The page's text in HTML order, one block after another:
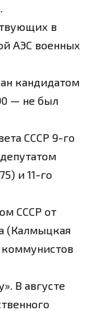
в
АЭС военных
кандидатом
— не был
СССР 9-го
и 11-го
СССР от
(Калмыцкая
В августе